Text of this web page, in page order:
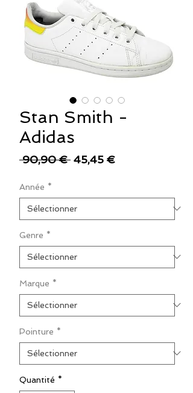
Stan Smith -
Adidas
90,90 € Prix
45,45 €Prix
Année *
Genre *
Marque *
Pointure *
Quantité *